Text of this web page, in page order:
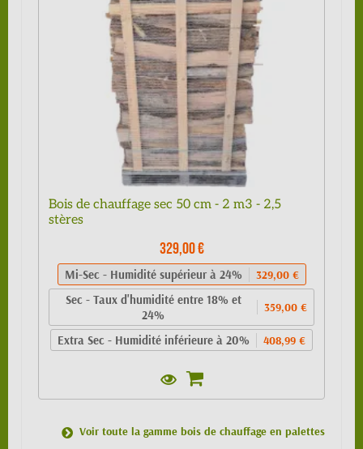
Bois de chauffage sec 50 cm - 2 m3 - 2,5
stères
329,00 €
Mi-Sec - Humidité supérieur à 24% 329,00 €
Sec - Taux d'humidité entre 18% et
24%
359,00 €
Extra Sec - Humidité inférieure à 20% 408,99 €
Voir toute la gamme bois de chauffage en palettes